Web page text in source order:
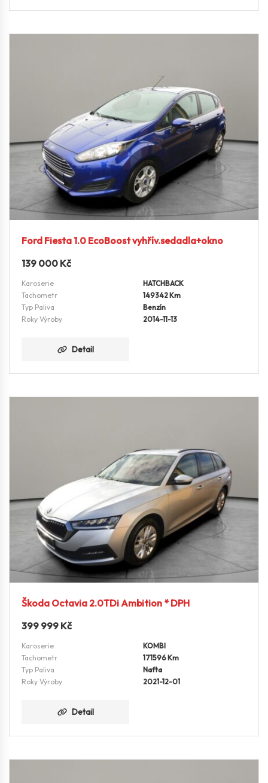
Ford Fiesta 1.0 EcoBoost vyhřív.sedadla+okno
139 000 Kč
Karoserie
HATCHBACK
Tachometr
149342 Km
Typ Paliva
Benzín
Roky Výroby
2014-11-13
Detail
Škoda Octavia 2.0TDi Ambition * DPH
399 999 Kč
Karoserie
KOMBI
Tachometr
171596 Km
Typ Paliva
Nafta
Roky Výroby
2021-12-01
Detail